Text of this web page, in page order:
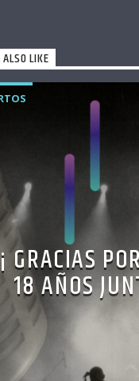
LIKE
¡ GRACIAS
18 AÑOS